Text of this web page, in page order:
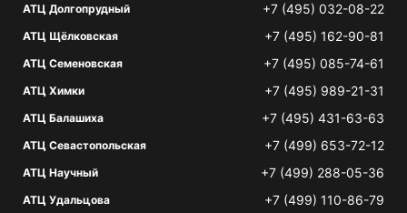
АТЦ Долгопрудный +7 (495) 032-08-22
АТЦ Щёлковская +7 (495) 162-90-81
АТЦ Семеновская +7 (495) 085-74-61
АТЦ Химки +7 (495) 989-21-31
АТЦ Балашиха +7 (495) 431-63-63
АТЦ Севастопольская +7 (499) 653-72-12
АТЦ Научный +7 (499) 288-05-36
АТЦ Удальцова +7 (499) 110-86-79